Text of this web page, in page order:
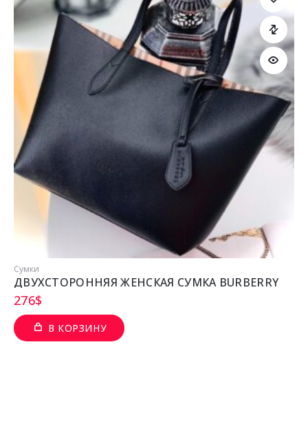
Сумки
ДВУХСТОРОННЯЯ ЖЕНСКАЯ СУМКА BURBERRY
276$
В КОРЗИНУ